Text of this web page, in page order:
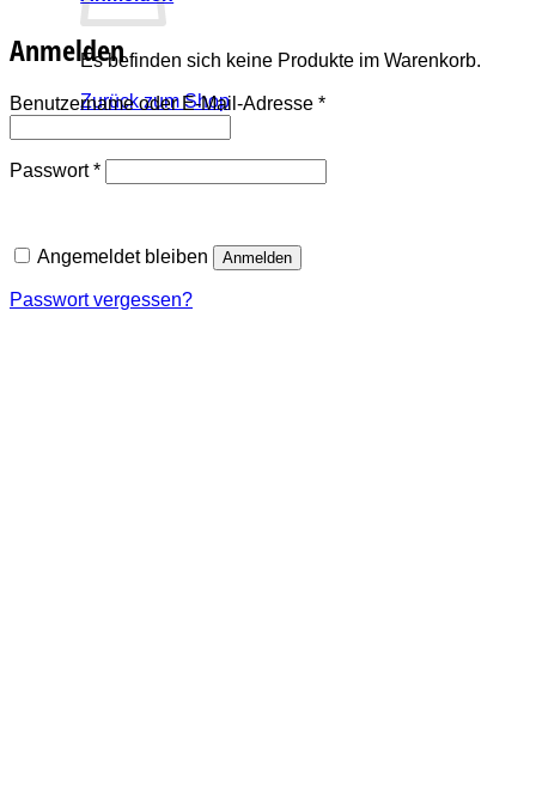
Es befinden sich keine Produkte im Warenkorb.
Zurück zum Shop
Anmelden
Benutzername oder E-Mail-Adresse *Erforderlich
Passwort*Erforderlich
Angemeldet bleiben Anmelden
Passwort vergessen?